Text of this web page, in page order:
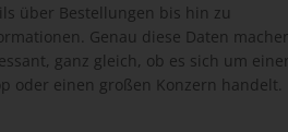
über Bestellungen bis hin zu
Genau diese Daten
ganz gleich, ob es sich um
oder einen großen Konzern handelt.